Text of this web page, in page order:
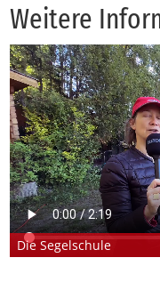
Wei­te­re
Die Segelschule